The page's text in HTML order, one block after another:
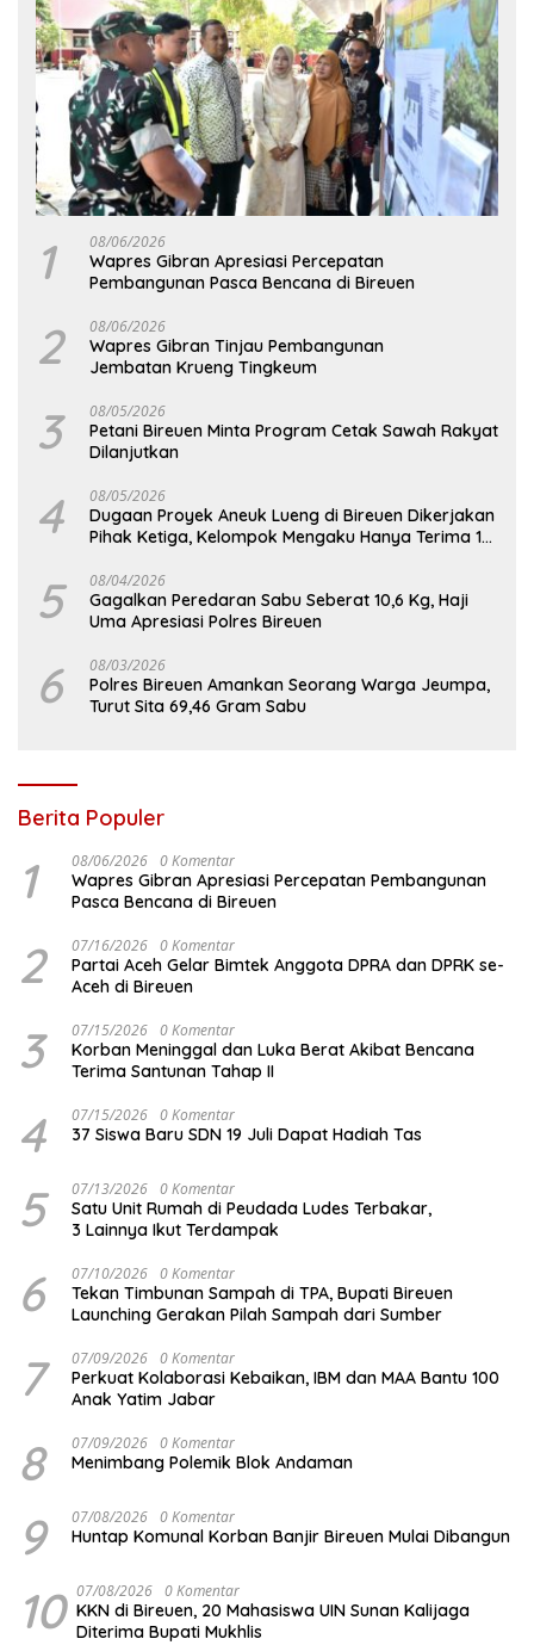
1 08/06/2026
Wapres Gibran Apresiasi Percepatan
Pembangunan Pasca Bencana di Bireuen
2 08/06/2026
Wapres Gibran Tinjau Pembangunan
Jembatan Krueng Tingkeum
3 08/05/2026
Petani Bireuen Minta Program Cetak Sawah Rakyat
Dilanjutkan
4 08/05/2026
Dugaan Proyek Aneuk Lueng di Bireuen Dikerjakan
Pihak Ketiga, Kelompok Mengaku Hanya Terima 10
5 08/04/2026
Gagalkan Peredaran Sabu Seberat 10,6 Kg, Haji
Uma Apresiasi Polres Bireuen
6 08/03/2026
Polres Bireuen Amankan Seorang Warga Jeumpa,
Turut Sita 69,46 Gram Sabu
Berita Populer
1 08/06/2026 0 Komentar
Wapres Gibran Apresiasi Percepatan Pembangunan
Pasca Bencana di Bireuen
2 07/16/2026 0 Komentar
Partai Aceh Gelar Bimtek Anggota DPRA dan DPRK se-
Aceh di Bireuen
3 07/15/2026 0 Komentar
Korban Meninggal dan Luka Berat Akibat Bencana
Terima Santunan Tahap II
4 07/15/2026 0 Komentar
37 Siswa Baru SDN 19 Juli Dapat Hadiah Tas
5 07/13/2026 0 Komentar
Satu Unit Rumah di Peudada Ludes Terbakar,
3 Lainnya Ikut Terdampak
6 07/10/2026 0 Komentar
Tekan Timbunan Sampah di TPA, Bupati Bireuen
Launching Gerakan Pilah Sampah dari Sumber
7 07/09/2026 0 Komentar
Perkuat Kolaborasi Kebaikan, IBM dan MAA Bantu 100
Anak Yatim Jabar
8 07/09/2026 0 Komentar
Menimbang Polemik Blok Andaman
9 07/08/2026 0 Komentar
Huntap Komunal Korban Banjir Bireuen Mulai Dibangun
10 07/08/2026 0 Komentar
KKN di Bireuen, 20 Mahasiswa UIN Sunan Kalijaga